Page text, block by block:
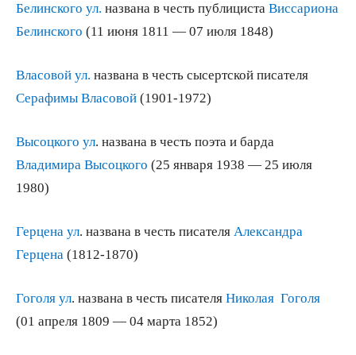
Белинского ул. названа в честь публициста Виссариона
Белинского (11 июня 1811 — 07 июля 1848)
Власовой ул. названа в честь сысертской писателя
Серафимы Власовой (1901-1972)
Высоцкого ул. названа в честь поэта и барда
Владимира Высоцкого (25 января 1938 — 25 июля
1980)
Герцена ул. названа в честь писателя Александра
Герцена (1812-1870)
Гоголя ул. названа в честь писателя Николая Гоголя
(01 апреля 1809 — 04 марта 1852)